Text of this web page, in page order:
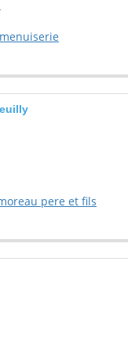
pere et fils